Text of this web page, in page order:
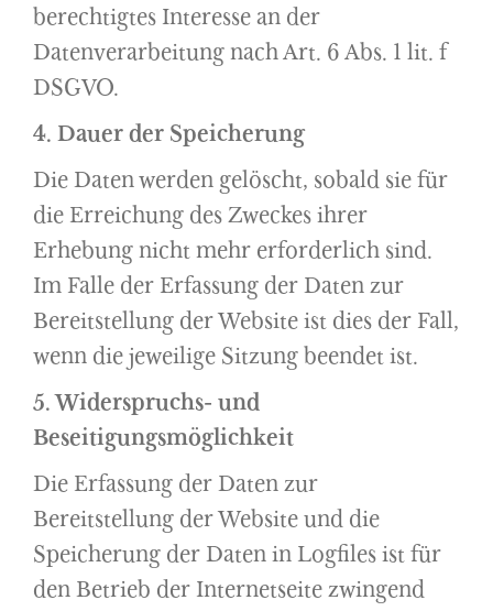
berechtigtes Interesse an der
Datenverarbeitung nach Art. 6 Abs. 1 lit. f
DSGVO.
4. Dauer der Speicherung
Die Daten werden gelöscht, sobald sie für
die Erreichung des Zweckes ihrer
Erhebung nicht mehr erforderlich sind.
Im Falle der Erfassung der Daten zur
Bereitstellung der Website ist dies der Fall,
wenn die jeweilige Sitzung beendet ist.
5. Widerspruchs- und
Beseitigungsmöglichkeit
Die Erfassung der Daten zur
Bereitstellung der Website und die
Speicherung der Daten in Logfiles ist für
den Betrieb der Internetseite zwingend